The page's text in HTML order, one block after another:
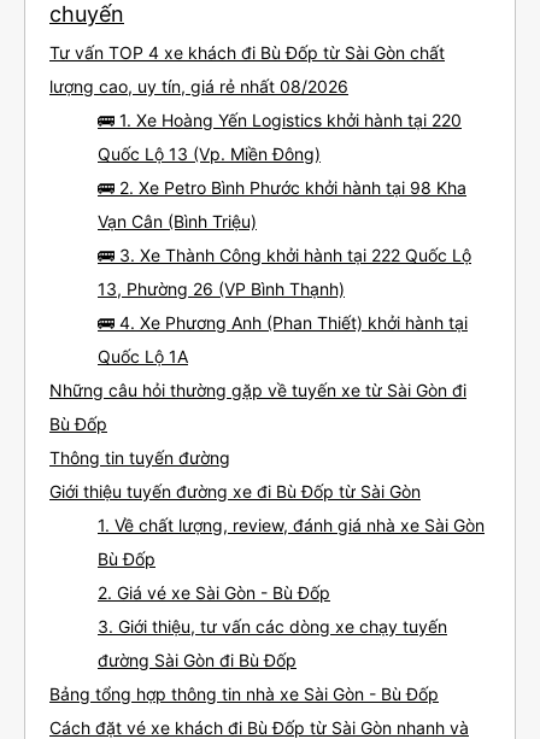
chuyến
Tư vấn TOP 4 xe khách đi Bù Đốp từ Sài Gòn chất
lượng cao, uy tín, giá rẻ nhất 08/2026
🚌 1. Xe Hoàng Yến Logistics khởi hành tại 220
Quốc Lộ 13 (Vp. Miền Đông)
🚌 2. Xe Petro Bình Phước khởi hành tại 98 Kha
Vạn Cân (Bình Triệu)
🚌 3. Xe Thành Công khởi hành tại 222 Quốc Lộ
13, Phường 26 (VP Bình Thạnh)
🚌 4. Xe Phương Anh (Phan Thiết) khởi hành tại
Quốc Lộ 1A
Những câu hỏi thường gặp về tuyến xe từ Sài Gòn đi
Bù Đốp
Thông tin tuyến đường
Giới thiệu tuyến đường xe đi Bù Đốp từ Sài Gòn
1. Về chất lượng, review, đánh giá nhà xe Sài Gòn
Bù Đốp
2. Giá vé xe Sài Gòn - Bù Đốp
3. Giới thiệu, tư vấn các dòng xe chạy tuyến
đường Sài Gòn đi Bù Đốp
Bảng tổng hợp thông tin nhà xe Sài Gòn - Bù Đốp
Cách đặt vé xe khách đi Bù Đốp từ Sài Gòn nhanh và